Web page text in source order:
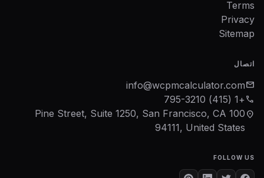
Terms
Privacy
Sitemap
اتصال
mail
info@wcpmcalculator.com
phone
+1 (415) 795-3210
location_on
100 Pine Street, Suite 1250, San Francisco, CA
94111, United States
FOLLOW US